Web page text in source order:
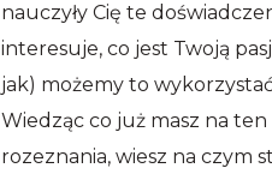
nauczyły Cię te
interesuje, co jest Twoją
jak) możemy to
Wiedząc co już masz na
rozeznania, wiesz na czym